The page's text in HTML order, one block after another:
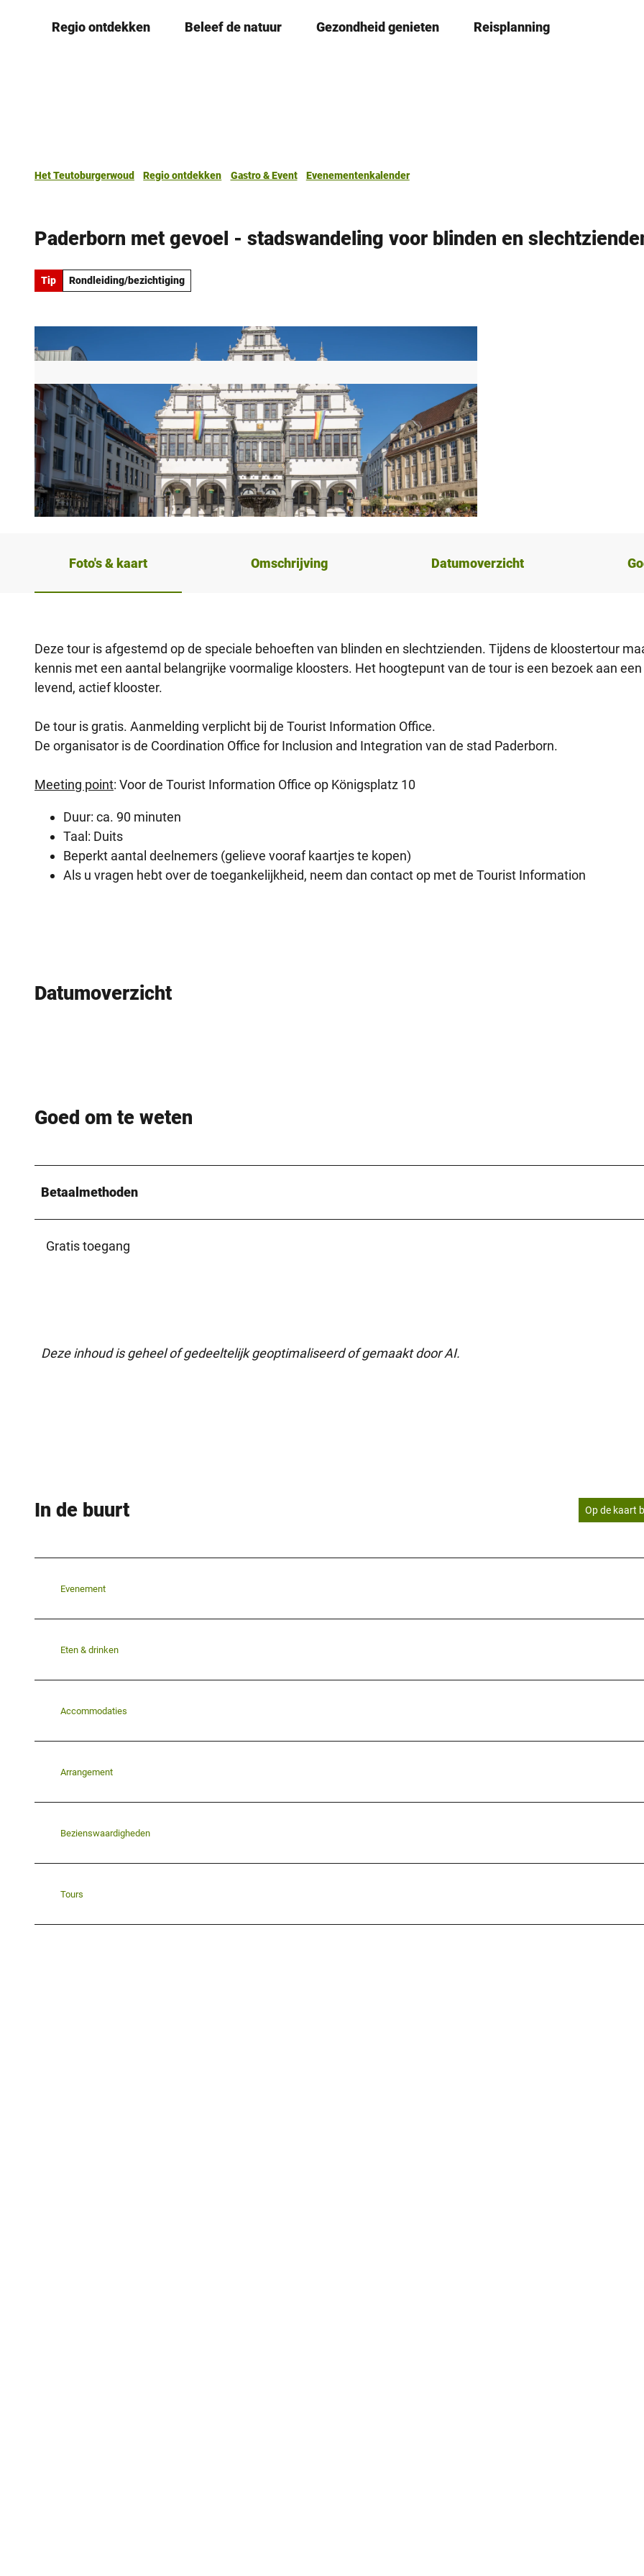
Regio ontdekken Beleef de natuur Gezondheid genieten Reisplanning
Het Teutoburgerwoud Regio ontdekken Gastro & Event
Evenementenkalender
Paderborn met gevoel - stadswandeling voor blinden en
Tip Rondleiding/bezichtiging
Foto's & kaart Omschrijving Datumoverzicht
Deze tour is afgestemd op de speciale behoeften van blinden en slechtzienden. Tijdens de kloostertour
kennis met een aantal belangrijke voormalige kloosters. Het hoogtepunt van de tour is een bezoek aan een
levend, actief klooster.
De tour is gratis. Aanmelding verplicht bij de Tourist Information Office.
De organisator is de Coordination Office for Inclusion and Integration van de stad Paderborn.
Meeting point: Voor de Tourist Information Office op Königsplatz 10
Duur: ca. 90 minuten
Taal: Duits
Beperkt aantal deelnemers (gelieve vooraf kaartjes te kopen)
Als u vragen hebt over de toegankelijkheid, neem dan contact op met de Tourist Information
Datumoverzicht
Goed om te weten
Betaalmethoden
Gratis toegang
Deze inhoud is geheel of gedeeltelijk geoptimaliseerd of gemaakt door AI.
In de buurt Op de kaart
Evenement
Eten & drinken
Accommodaties
Arrangement
Bezienswaardigheden
Tours